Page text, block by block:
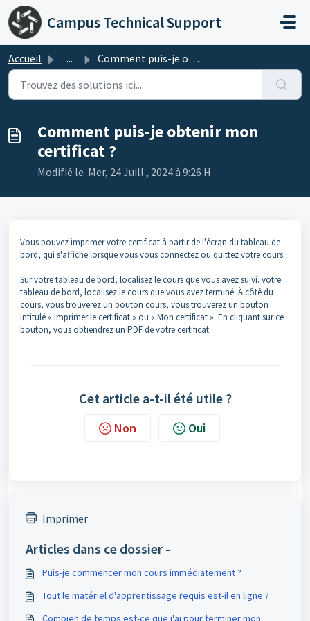
Passer au contenu principal
Campus Technical Support
Accueil ... Comment puis-je obtenir mon certificat ?
Comment puis-je obtenir mon
certificat ?
Modifié le Mer, 24 Juill., 2024 à 9:26 H
Vous pouvez imprimer votre certificat à partir de l'écran du tableau de
bord, qui s'affiche lorsque vous vous connectez ou quittez votre cours.
Sur votre tableau de bord, localisez le cours que vous avez suivi. votre
tableau de bord, localisez le cours que vous avez terminé. À côté du
cours, vous trouverez un bouton cours, vous trouverez un bouton
intitulé « Imprimer le certificat » ou « Mon certificat ». En cliquant sur ce
bouton, vous obtiendrez un PDF de votre certificat.
Cet article a-t-il été utile ?
Non Oui
Imprimer
Articles dans ce dossier -
Puis-je commencer mon cours immédiatement ?
Tout le matériel d'apprentissage requis est-il en ligne ?
Combien de temps est-ce que j'ai pour terminer mon